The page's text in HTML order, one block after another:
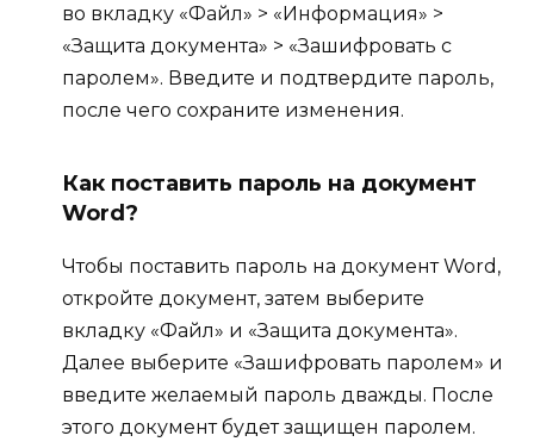
во вкладку «Файл» > «Информация» >
«Защита документа» > «Зашифровать с
паролем». Введите и подтвердите пароль,
после чего сохраните изменения.
Как поставить пароль на документ
Word?
Чтобы поставить пароль на документ Word,
откройте документ, затем выберите
вкладку «Файл» и «Защита документа».
Далее выберите «Зашифровать паролем» и
введите желаемый пароль дважды. После
этого документ будет защищен паролем.